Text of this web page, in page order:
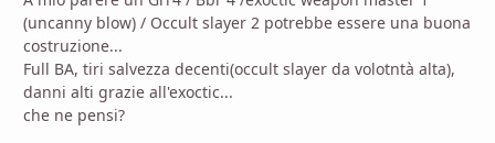
(uncanny blow) / Occult slayer 2 potrebbe essere una buona
costruzione...
Full BA, tiri salvezza decenti(occult slayer da volotntà alta),
danni alti grazie all'exoctic...
che ne pensi?